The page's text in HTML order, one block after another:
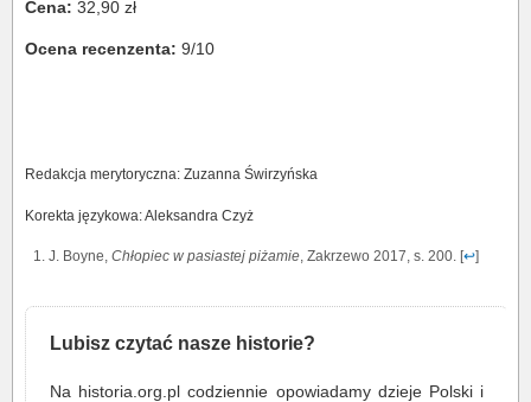
Cena: 32,90 zł
Ocena recenzenta: 9/10
Redakcja merytoryczna: Zuzanna Świrzyńska
Korekta językowa: Aleksandra Czyż
J. Boyne, Chłopiec w pasiastej piżamie , Zakrzewo 2017, s. 200. [↩]
Lubisz czytać nasze historie?
Na historia.org.pl codziennie opowiadamy dzieje Polski i